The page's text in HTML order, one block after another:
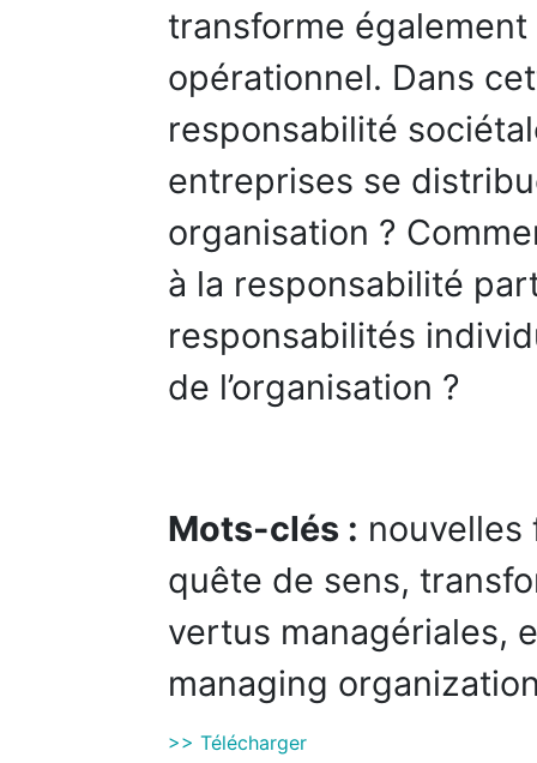
transforme
opérationnel. Dans
responsabilité
entreprises se
organisation ?
à la responsabilité
responsabilités
de l’organisation ?
Mots-clés : nouvelles
quête de sens,
vertus managériales,
managing
>> Télécharger